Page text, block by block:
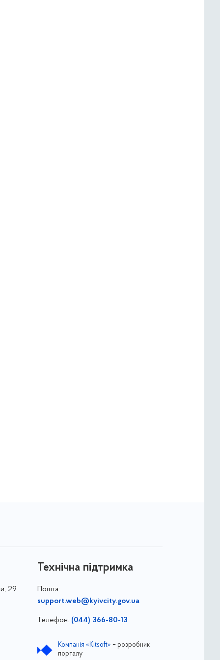
29
Технічна підтримка
Пошта:
support.web@kyivcity.gov.ua
Телефон: (044) 366-80-13
Компанія «Kitsoft» – розробник
порталу